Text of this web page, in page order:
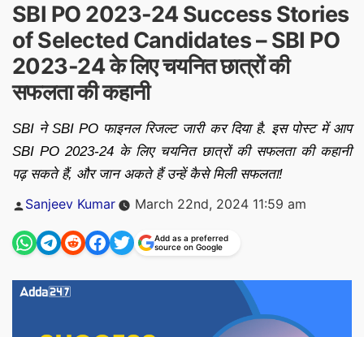
SBI PO 2023-24 Success Stories
of Selected Candidates – SBI PO
2023-24 के लिए चयनित छात्रों की
सफलता की कहानी
SBI ने SBI PO फाइनल रिजल्ट जारी कर दिया है. इस पोस्ट में आप
SBI PO 2023-24 के लिए चयनित छात्रों की सफलता की कहानी
पढ़ सकते हैं, और जान अकते हैं उन्हें कैसे मिली सफलता!
Posted
Sanjeev Kumar March 22nd, 2024 11:59 am
Add as a preferred
source on Google